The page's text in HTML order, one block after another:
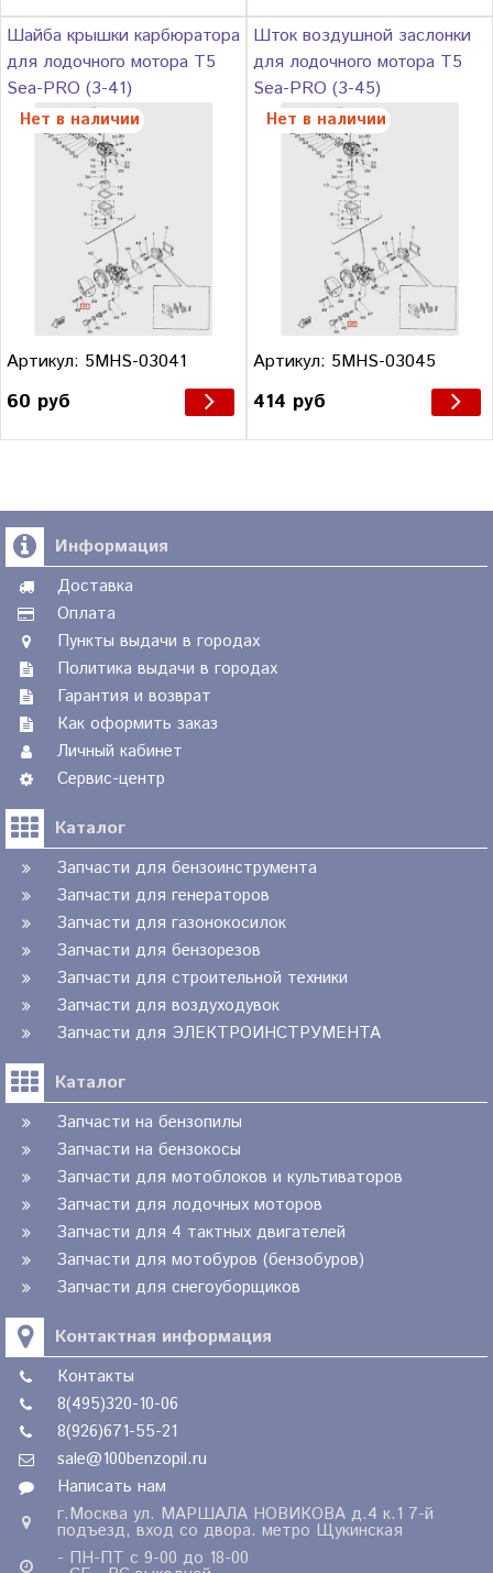
Шайба крышки карбюратора
для лодочного мотора T5
Sea-PRO (3-41)
Нет в наличии
Артикул: 5MHS-03041
60 руб
Шток воздушной заслонки
для лодочного мотора T5
Sea-PRO (3-45)
Нет в наличии
Артикул: 5MHS-03045
414 руб
Информация
Доставка
Оплата
Пункты выдачи в городах
Политика выдачи в городах
Гарантия и возврат
Как оформить заказ
Личный кабинет
Сервис-центр
Каталог
Запчасти для бензоинструмента
Запчасти для генераторов
Запчасти для газонокосилок
Запчасти для бензорезов
Запчасти для строительной техники
Запчасти для воздуходувок
Запчасти для ЭЛЕКТРОИНСТРУМЕНТА
Каталог
Запчасти на бензопилы
Запчасти на бензокосы
Запчасти для мотоблоков и культиваторов
Запчасти для лодочных моторов
Запчасти для 4 тактных двигателей
Запчасти для мотобуров (бензобуров)
Запчасти для снегоуборщиков
Контактная информация
Контакты
8(495)320-10-06
8(926)671-55-21
sale@100benzopil.ru
Написать нам
г.Москва ул. МАРШАЛА НОВИКОВА д.4 к.1 7-й
подъезд, вход со двора. метро Щукинская
- ПН-ПТ с 9-00 до 18-00